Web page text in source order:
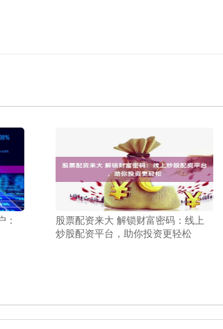
：
股票配资来大 解锁财富密码：线上
炒股配资平台，助你投资更轻松